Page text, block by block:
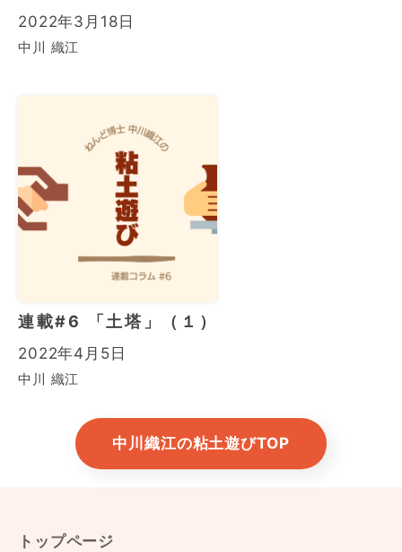
2022年3月18日
中川 織江
連載#6 「土塔」（１）
2022年4月5日
中川 織江
中川織江の粘土遊びTOP
トップページ